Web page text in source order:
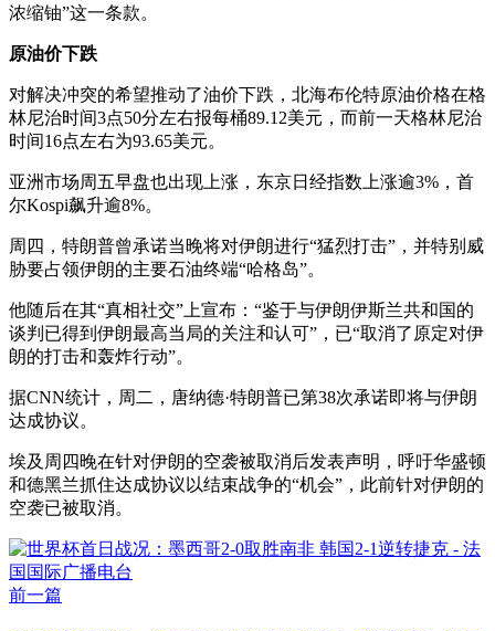
浓缩铀”这一条款。
原油价下跌
对解决冲突的希望推动了油价下跌，北海布伦特原油价格在格
林尼治时间3点50分左右报每桶89.12美元，而前一天格林尼治
时间16点左右为93.65美元。
亚洲市场周五早盘也出现上涨，东京日经指数上涨逾3%，首
尔Kospi飙升逾8%。
周四，特朗普曾承诺当晚将对伊朗进行“猛烈打击”，并特别威
胁要占领伊朗的主要石油终端“哈格岛”。
他随后在其“真相社交”上宣布：“鉴于与伊朗伊斯兰共和国的
谈判已得到伊朗最高当局的关注和认可”，已“取消了原定对伊
朗的打击和轰炸行动”。
据CNN统计，周二，唐纳德·特朗普已第38次承诺即将与伊朗
达成协议。
埃及周四晚在针对伊朗的空袭被取消后发表声明，呼吁华盛顿
和德黑兰抓住达成协议以结束战争的“机会”，此前针对伊朗的
空袭已被取消。
前一篇